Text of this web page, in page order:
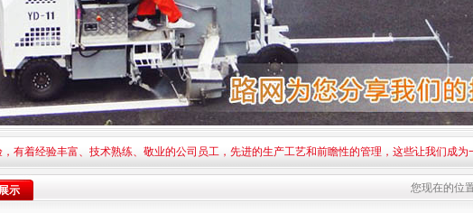
有着经验丰富、技术熟练、敬业的公司员工，先进的生产工艺和前瞻性的管理，这些让我们成为
示 您现在的位